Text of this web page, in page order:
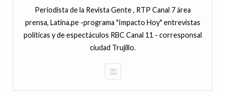
Periodista de la Revista Gente , RTP Canal 7 área
prensa, Latina.pe -programa "Impacto Hoy" entrevistas
políticas y de espectáculos RBC Canal 11 - corresponsal
ciudad Trujillo.